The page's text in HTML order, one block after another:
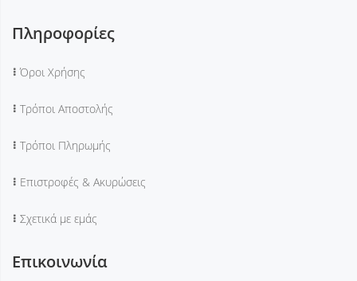
Πληροφορίες
Όροι Χρήσης
Τρόποι Αποστολής
Τρόποι Πληρωμής
Επιστροφές & Ακυρώσεις
Σχετικά με εμάς
Επικοινωνία